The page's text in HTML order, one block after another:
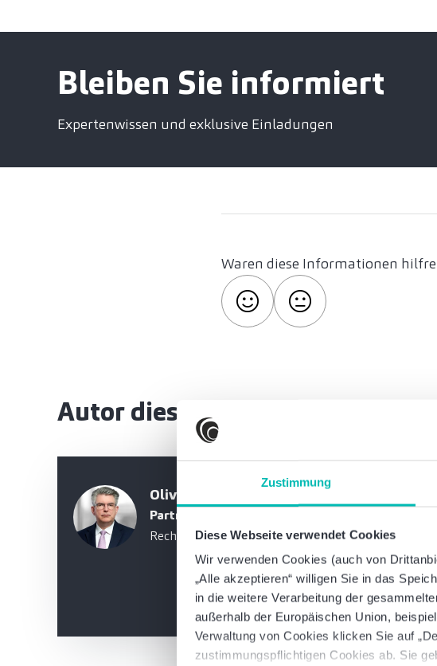
Zustimmung
Diese Webseite verwendet Cookies
Wir verwenden Cookies (auch von
„Alle akzeptieren“ willigen Sie in das
in die weitere Verarbeitung der
außerhalb der Europäischen Union,
Verwaltung von Cookies klicken Sie auf
zustimmungspflichtigen Cookies ab. Sie
Bleiben Sie informiert
Expertenwissen und exklusive Einladungen
Waren diese Informationen
Autor dieses Artikels
Oliver Köster, LL.M.
Partner
Rechtsanwalt
Sprechen
Jetzt